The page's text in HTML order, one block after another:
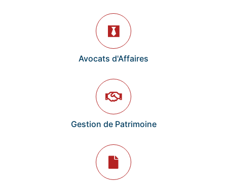
Avocats d'Affaires
Gestion de Patrimoine